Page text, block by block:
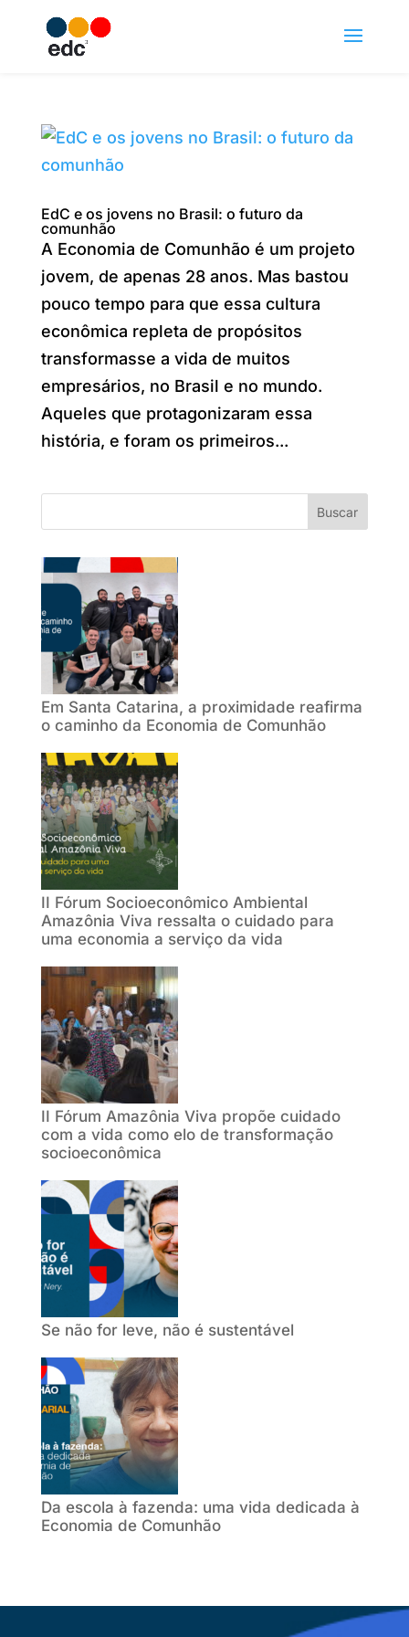
EdC e os jovens no Brasil: o futuro da
comunhão
A Economia de Comunhão é um projeto
jovem, de apenas 28 anos. Mas bastou
pouco tempo para que essa cultura
econômica repleta de propósitos
transformasse a vida de muitos
empresários, no Brasil e no mundo.
Aqueles que protagonizaram essa
história, e foram os primeiros...
Buscar
Em Santa Catarina, a proximidade reafirma
o caminho da Economia de Comunhão
II Fórum Socioeconômico Ambiental
Amazônia Viva ressalta o cuidado para
uma economia a serviço da vida
II Fórum Amazônia Viva propõe cuidado
com a vida como elo de transformação
socioeconômica
Se não for leve, não é sustentável
Da escola à fazenda: uma vida dedicada à
Economia de Comunhão